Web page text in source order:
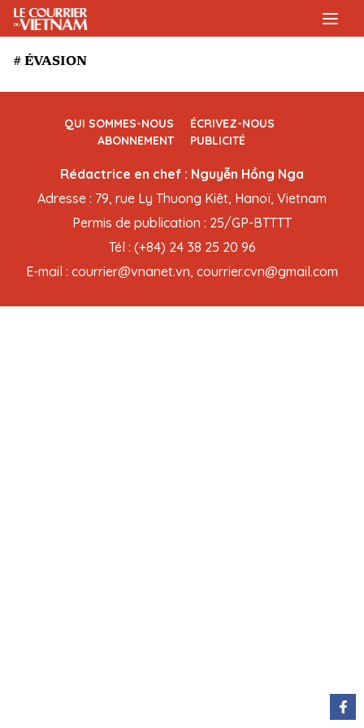
# ÉVASION
QUI SOMMES-NOUS
ÉCRIVEZ-NOUS
ABONNEMENT
PUBLICITÉ
Rédactrice en chef : Nguyễn Hồng Nga
Adresse : 79, rue Ly Thuong Kiêt, Hanoï, Vietnam
Permis de publication : 25/GP-BTTTT
Tél : (+84) 24 38 25 20 96
E-mail : courrier@vnanet.vn, courrier.cvn@gmail.com